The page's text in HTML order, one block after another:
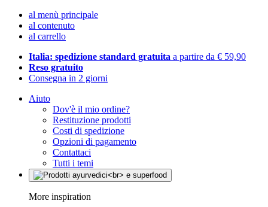
al menù principale
al contenuto
al carrello
Italia: spedizione standard gratuita a partire da € 59,90
Reso gratuito
Consegna in 2 giorni
Aiuto
Dov'è il mio ordine?
Restituzione prodotti
Costi di spedizione
Opzioni di pagamento
Contattaci
Tutti i temi
More inspiration